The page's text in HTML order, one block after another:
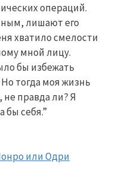
операций.
лишают его
хватило смелости
мной лицу.
бы избежать
тогда моя жизнь
правда ли? Я
бы себя.”
или Одри